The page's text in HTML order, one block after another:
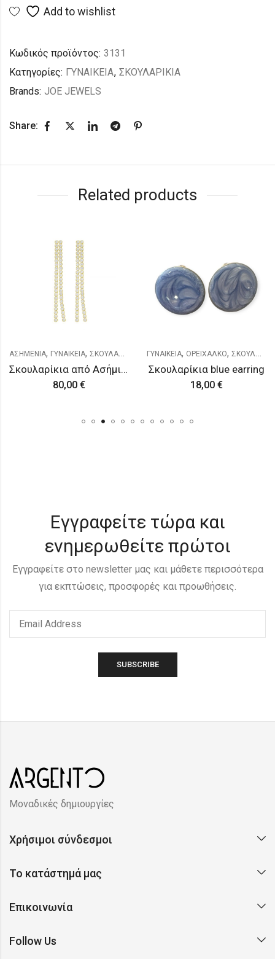
Add to wishlist
Κωδικός προϊόντος: 3131
Κατηγορίες: ΓΥΝΑΙΚΕΙΑ, ΣΚΟΥΛΑΡΙΚΙΑ
Brands: JOE JEWELS
Share:
Related products
,ΓΥΝΑΙΚΕΙΑ,ΣΚΟΥΛΑΡΙΚΙΑ
Σκουλαρίκια από Ασήμι 925
€
ΓΥΝΑΙΚΕΙΑ,ΟΡΕΙΧΑΛΚΟ,ΣΚΟΥΛΑΡΙΚΙΑ
Σκουλαρίκια blue earring
€
Εγγραφείτε τώρα και
ενημερωθείτε πρώτοι
Εγγραφείτε στο newsletter μας και μάθετε περισσότερα
για εκπτώσεις, προσφορές και προωθήσεις.
Μοναδικές δημιουργίες
Χρήσιμοι σύνδεσμοι
Το κατάστημά μας
Επικοινωνία
Follow Us